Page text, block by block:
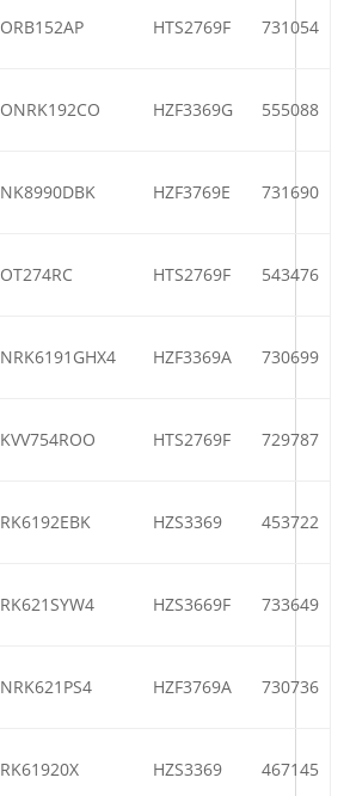
ORB152AP HTS2769F 731054
ONRK192CO HZF3369G 555088
NK8990DBK HZF3769E 731690
OT274RC HTS2769F 543476
NRK6191GHX4 HZF3369A 730699
KVV754ROO HTS2769F 729787
RK6192EBK HZS3369 453722
RK621SYW4 HZS3669F 733649
NRK621PS4 HZF3769A 730736
RK61920X HZS3369 467145